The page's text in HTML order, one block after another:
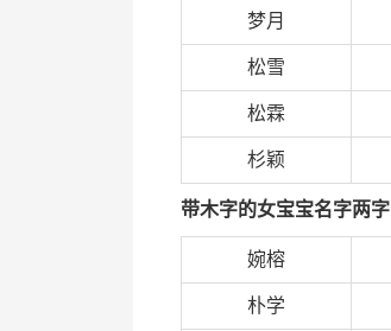
梦月
松雪
松霖
杉颖
带木字的女宝宝名字两字
婉榕
朴学